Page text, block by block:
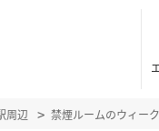
周辺 禁煙ルームのウィー